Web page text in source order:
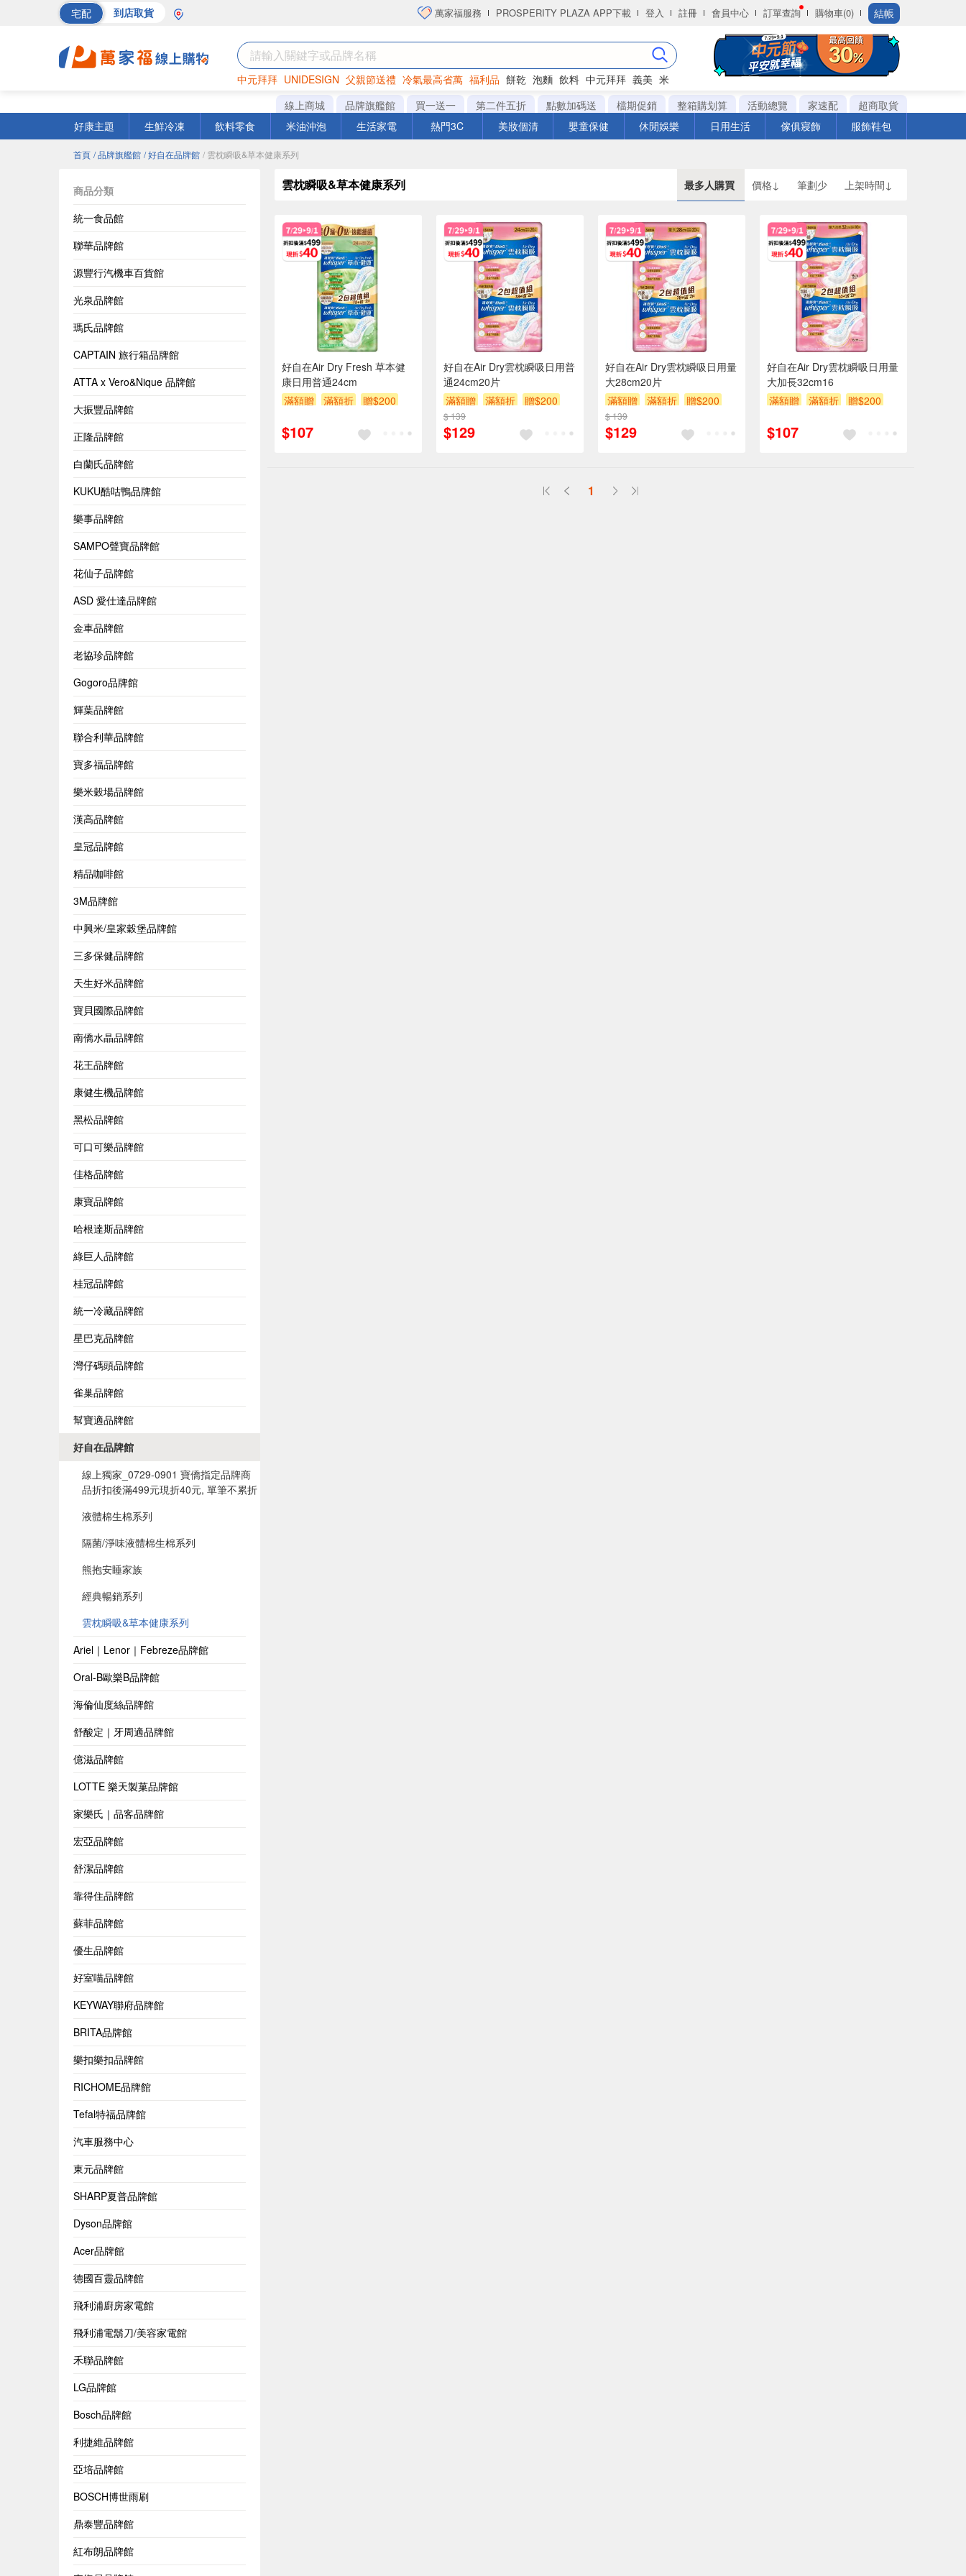
宅配 到店取貨 萬家福服務 PROSPERITY PLAZA APP下載 登入 註冊 會員中心 訂單查詢 購物車(0) 結帳
中元拜拜 UNIDESIGN 父親節送禮 冷氣最高省萬 福利品 餅乾 泡麵 飲料 中元拜拜 義美 米
罐頭 海苔 洋芋片
線上商城 品牌旗艦館 買一送一 第二件五折 點數加碼送 檔期促銷 整箱購划算 活動總覽 家速配
超商取貨
好康主題
生鮮冷凍 飲料零食 米油沖泡 生活家電 熱門3C 美妝個清 嬰童保健 休閒娛樂 日用生活 傢俱寢飾 服飾鞋包
首頁 / 品牌旗艦館 / 好自在品牌館 / 雲枕瞬吸&草本健康系列
商品分類
統一食品館
聯華品牌館
源豐行汽機車百貨館
光泉品牌館
瑪氏品牌館
CAPTAIN 旅行箱品牌館
ATTA x Vero&Nique 品牌館
大振豐品牌館
正隆品牌館
白蘭氏品牌館
KUKU酷咕鴨品牌館
樂事品牌館
SAMPO聲寶品牌館
花仙子品牌館
ASD 愛仕達品牌館
金車品牌館
老協珍品牌館
Gogoro品牌館
輝葉品牌館
聯合利華品牌館
寶多福品牌館
樂米穀場品牌館
漢高品牌館
皇冠品牌館
精品咖啡館
3M品牌館
中興米/皇家穀堡品牌館
三多保健品牌館
天生好米品牌館
寶貝國際品牌館
南僑水晶品牌館
花王品牌館
康健生機品牌館
黑松品牌館
可口可樂品牌館
佳格品牌館
康寶品牌館
哈根達斯品牌館
綠巨人品牌館
桂冠品牌館
統一冷藏品牌館
星巴克品牌館
灣仔碼頭品牌館
雀巢品牌館
幫寶適品牌館
好自在品牌館
線上獨家_0729-0901 寶僑指定品牌商
品折扣後滿499元現折40元, 單筆不累折
液體棉生棉系列
隔菌/淨味液體棉生棉系列
熊抱安睡家族
經典暢銷系列
雲枕瞬吸&草本健康系列
Ariel｜Lenor｜Febreze品牌館
Oral-B歐樂B品牌館
海倫仙度絲品牌館
舒酸定｜牙周適品牌館
億滋品牌館
LOTTE 樂天製菓品牌館
家樂氏｜品客品牌館
宏亞品牌館
舒潔品牌館
靠得住品牌館
蘇菲品牌館
優生品牌館
好室喵品牌館
KEYWAY聯府品牌館
BRITA品牌館
樂扣樂扣品牌館
RICHOME品牌館
Tefal特福品牌館
汽車服務中心
東元品牌館
SHARP夏普品牌館
Dyson品牌館
Acer品牌館
德國百靈品牌館
飛利浦廚房家電館
飛利浦電鬍刀/美容家電館
禾聯品牌館
LG品牌館
Bosch品牌館
利捷維品牌館
亞培品牌館
BOSCH博世雨刷
鼎泰豐品牌館
紅布朗品牌館
雲枕瞬吸&草本健康系列 最多人購買 價格↓ 筆劃少 上架時間↓
好自在Air Dry Fresh 草本健
康日用普通24cm
滿額贈
滿額折 贈$200
$107
好自在Air Dry雲枕瞬吸日用普
通24cm20片
滿額贈
滿額折 贈$200
$ 139
$129
好自在Air Dry雲枕瞬吸日用量
大28cm20片
滿額贈
滿額折 贈$200
$ 139
$129
好自在Air Dry雲枕瞬吸日用量
大加長32cm16
滿額贈
滿額折 贈$200
$107
1